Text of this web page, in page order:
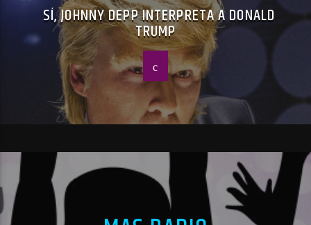
SÍ, JOHNNY DEPP INTERPRETA A DONALD
TRUMP